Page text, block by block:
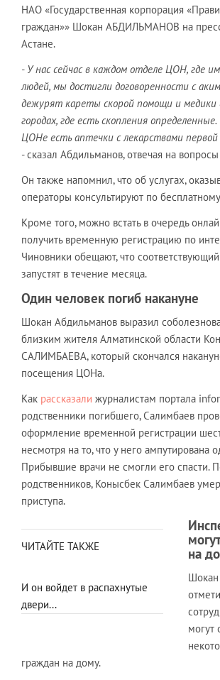
НАО «Государственная корпорация
граждан»» Шокан АБДИЛЬМАНОВ на
Астане.
- У нас сейчас в каждом отделе ЦОН, где
людей, мы достигли договоренности с
дежурят кареты скорой помощи и медики
городах, где есть скопления
ЦОНе есть аптечки с лекарствами
- сказал Абдильманов, отвечая на
Он также напомнил, что об услугах,
операторы консультируют по
Кроме того, можно встать в очередь
получить временную регистрацию по
Чиновники обещают, что
запустят в течение месяца.
Один человек погиб накануне
Шокан Абдильманов выразил
близким жителя Алматинской области
САЛИМБАЕВА, который скончался
посещения ЦОНа.
Как рассказали журналистам портала
родственники погибшего, Салимбаев
оформление временной регистрации
несмотря на то, что у него ампутирована
Прибывшие врачи не смогли его спасти.
родственников, Конысбек Салимбаев
приступа.
ЧИТАЙТЕ ТАКЖЕ
И он войдет в распахнутые
двери...
на
могут
граждан на дому.